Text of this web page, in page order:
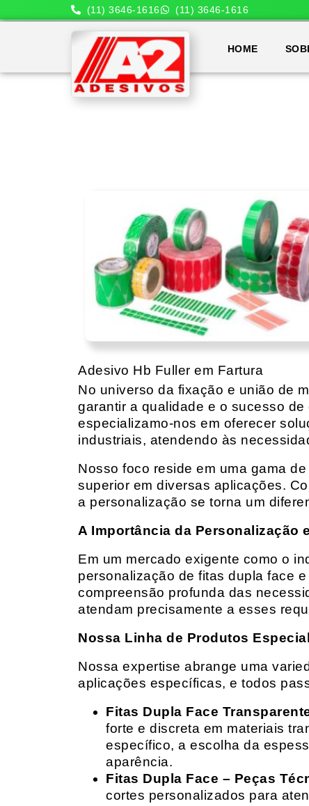
(11) 3646-1616 (11) 3646-1616
HOME
Adesivo Hb Fuller em Fartura
No universo da fixação e união de
garantir a qualidade e o sucesso
especializamo-nos em oferecer
industriais, atendendo às
Nosso foco reside em uma gama
superior em diversas aplicações.
a personalização se torna um
A Importância da Personalização
Em um mercado exigente como o
personalização de fitas dupla face
compreensão profunda das
atendam precisamente a esses
Nossa Linha de Produtos
Nossa expertise abrange uma
aplicações específicas, e todos
Fitas Dupla Face
forte e discreta em materiais
específico, a escolha da
aparência.
Fitas Dupla Face – Peças
cortes personalizados para